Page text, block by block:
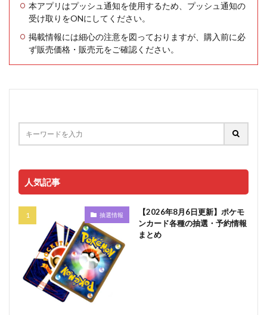
本アプリはプッシュ通知を使用するため、プッシュ通知の
受け取りをONにしてください。
掲載情報には細心の注意を図っておりますが、購入前に必
ず販売価格・販売元をご確認ください。
人気記事
抽選情報
【2026年8月6日更新】ポケモ
ンカード各種の抽選・予約情報
まとめ